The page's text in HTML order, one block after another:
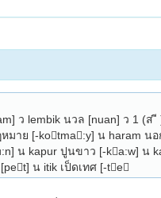
ว lembik นวล [nuan] ว 1 (ส
าย [-kotma:y] น haram นอ
น kapur ปูนขาว [-ka:w] น
น itik เป็ดเทศ [-te